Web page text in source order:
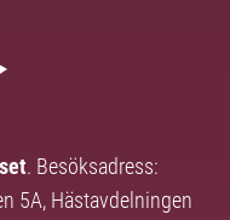
. Besöksadress:
5A, Hästavdelningen